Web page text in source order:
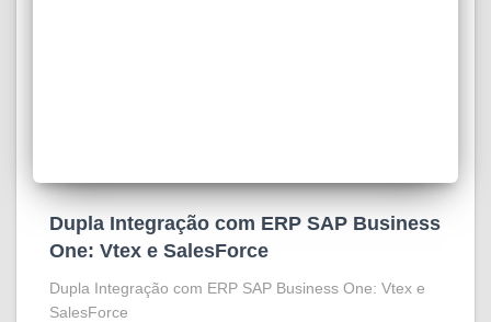
Dupla Integração com ERP SAP Business
One: Vtex e SalesForce
Dupla Integração com ERP SAP Business One: Vtex e
SalesForce